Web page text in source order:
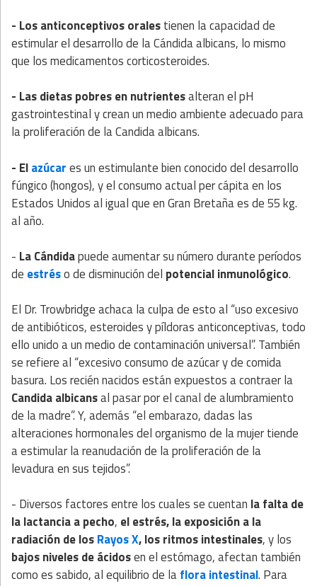
- Los anticonceptivos oralestienen la capacidad de
estimular el desarrollo de la Cándida albicans, lo mismo
que los medicamentos corticosteroides.
- Las dietas pobres en nutrientesalteran el pH
gastrointestinal y crean un medio ambiente adecuado para
la proliferación de la Candida albicans.
- Elazúcares un estimulante bien conocido del desarrollo
fúngico (hongos), y el consumo actual per cápita en los
Estados Unidos al igual que en Gran Bretaña es de 55 kg.
al año.
- La Cándidapuede aumentar su número durante períodos
de estréso de disminución del potencial inmunológico.
El Dr. Trowbridge achaca la culpa de esto al “uso excesivo
de antibióticos, esteroides y píldoras anticonceptivas, todo
ello unido a un medio de contaminación universal”. También
se refiere al “excesivo consumo de azúcar y de comida
basura. Los recién nacidos están expuestos a contraer la
Candida albicansal pasar por el canal de alumbramiento
de la madre”. Y, además “el embarazo, dadas las
alteraciones hormonales del organismo de la mujer tiende
a estimular la reanudación de la proliferación de la
levadura en sus tejidos”.
- Diversos factores entre los cuales se cuentan la falta de
la lactancia a pecho, el estrés, la exposición a la
radiación de losRayos X, los ritmos intestinales, y los
bajos niveles de ácidosen el estómago, afectan también
como es sabido, al equilibrio de laflora intestinal. Para